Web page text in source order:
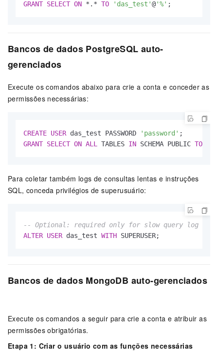
GRANT SELECT ON * . * TO 'das_test'@'%' ;
Bancos de dados PostgreSQL auto-
gerenciados
Execute os comandos abaixo para crie a conta e conceder as
permissões necessárias:
CREATE USER das_test PASSWORD 'password'
GRANT SELECT ON ALL TABLES IN SCHEMA PUBLIC TO
Para coletar também logs de consultas lentas e instruções
SQL, conceda privilégios de superusuário:
-- Optional: required only for slow query log and
ALTER USER das_test WITH SUPERUSER;
Bancos de dados MongoDB auto-gerenciados
Execute os comandos a seguir para crie a conta e atribuir as
permissões obrigatórias.
Etapa 1: Criar o usuário com as funções necessárias